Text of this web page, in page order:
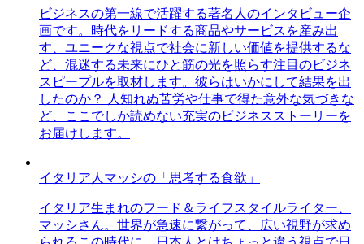
ビジネスの第一線で活躍する著名人のインタビュー企
画です。時代をリードする商品やサービスを産み出
す、ユニークな視点で社会に新しい価値を提供するな
ど、混迷する未来にひと筋の光を照らす注目のビジネ
スピープルを取材します。彼らはいかにして結果を出
したのか？ 人知れぬ苦労や仕事で得た意外な気づきな
ど、ここでしか読めない充実のビジネスストーリーを
お届けします。
イタリア人マッシの「思考する食欲」
イタリア生まれのフード＆ライフスタイルライター、
マッシさん。世界が急速に繋がって、広い視野が求め